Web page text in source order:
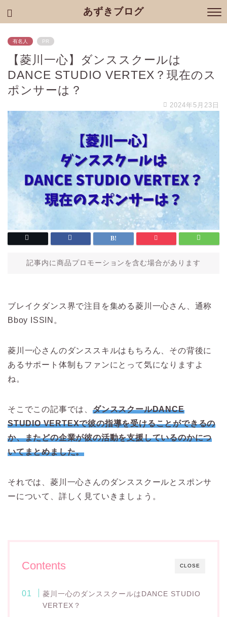
あずきブログ
有名人 PR
【菱川一心】ダンススクールは
DANCE STUDIO VERTEX？現在のス
ポンサーは？
2024年5月23日
記事内に商品プロモーションを含む場合があります
ブレイクダンス界で注目を集める菱川一心さん、通称
Bboy ISSIN。
菱川一心さんのダンススキルはもちろん、その背後に
あるサポート体制もファンにとって気になりますよ
ね。
そこでこの記事では、 ダンススクールDANCE
STUDIO VERTEXで彼の指導を受けることができるの
か、またどの企業が彼の活動を支援しているのかにつ
いてまとめました。
それでは、菱川一心さんのダンススクールとスポンサ
ーについて、詳しく見ていきましょう。
CLOSE
Contents
菱川一心のダンススクールはDANCE STUDIO
VERTEX？